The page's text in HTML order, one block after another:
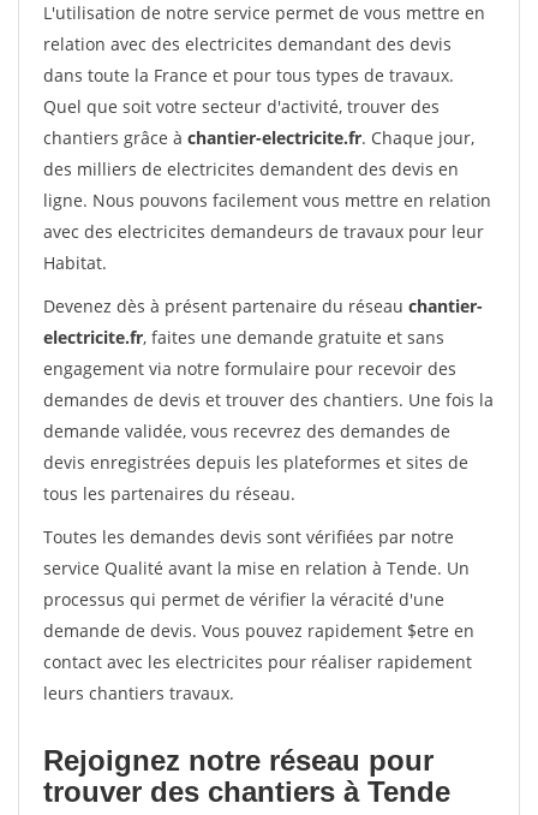
L'utilisation de notre service permet de vous mettre en
relation avec des electricites demandant des devis
dans toute la France et pour tous types de travaux.
Quel que soit votre secteur d'activité, trouver des
chantiers grâce à chantier-electricite.fr. Chaque jour,
des milliers de electricites demandent des devis en
ligne. Nous pouvons facilement vous mettre en relation
avec des electricites demandeurs de travaux pour leur
Habitat.
Devenez dès à présent partenaire du réseau chantier-
electricite.fr, faites une demande gratuite et sans
engagement via notre formulaire pour recevoir des
demandes de devis et trouver des chantiers. Une fois la
demande validée, vous recevrez des demandes de
devis enregistrées depuis les plateformes et sites de
tous les partenaires du réseau.
Toutes les demandes devis sont vérifiées par notre
service Qualité avant la mise en relation à Tende. Un
processus qui permet de vérifier la véracité d'une
demande de devis. Vous pouvez rapidement $etre en
contact avec les electricites pour réaliser rapidement
leurs chantiers travaux.
Rejoignez notre réseau pour
trouver des chantiers à Tende